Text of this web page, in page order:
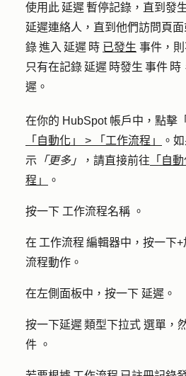
使用此 延遲 暫停記錄，直到發
延遲連絡人，直到他們訪問頁
錄 進入 延遲 時 已發生 事件，
只有在記錄 延遲 時發生 事件 時
遲。
在你的 HubSpot 帳戶中，點擊
「自動化」
> 「工作流程」
。
示 「更多」 ，請直接前往 「自動
程」
。
按一下 工作流程名稱 。
在 工作流程 編輯器中，按一下+
流程動作。
在左側面板中，按一下 延遲 。
按一下延遲 類型下拉式 選單，
件 。